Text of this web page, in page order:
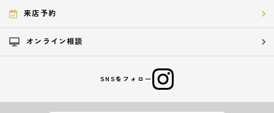
来店予約
オンライン相談
SNSをフォロー